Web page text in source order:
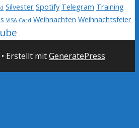
Silvester Spotify Telegram Training
VISA-Card Weihnachten Weihnachtsfeier
• Erstellt mitGeneratePress